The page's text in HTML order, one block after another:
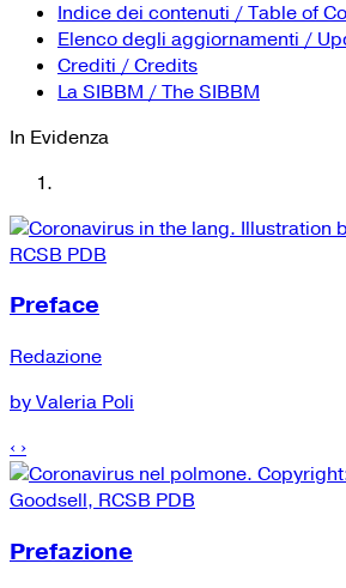
Tutti i siti Zanichelli per la scuola
Collezioni Università
Facebook
Twitter
Instagram
Instagram scuola
Mail
Indice dei contenuti / Table of
Elenco degli aggiornamenti /
Crediti / Credits
La SIBBM / The SIBBM
In Evidenza
Preface
Redazione
by Valeria Poli
‹ ›
Prefazione